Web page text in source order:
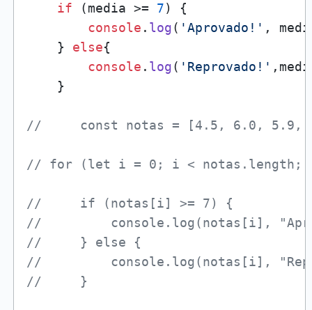
if (media >= 7) {
console . log( 'Aprovado!' ,
    }
else{
console . log( 'Reprovado!'
    }
//     const notas = [4.5, 6.0, 5.9,
// for (let i = 0; i < notas.length;
//     if (notas[i] >= 7) {
//         console.log(notas[i],
//     } else {
//         console.log(notas[i],
//     }